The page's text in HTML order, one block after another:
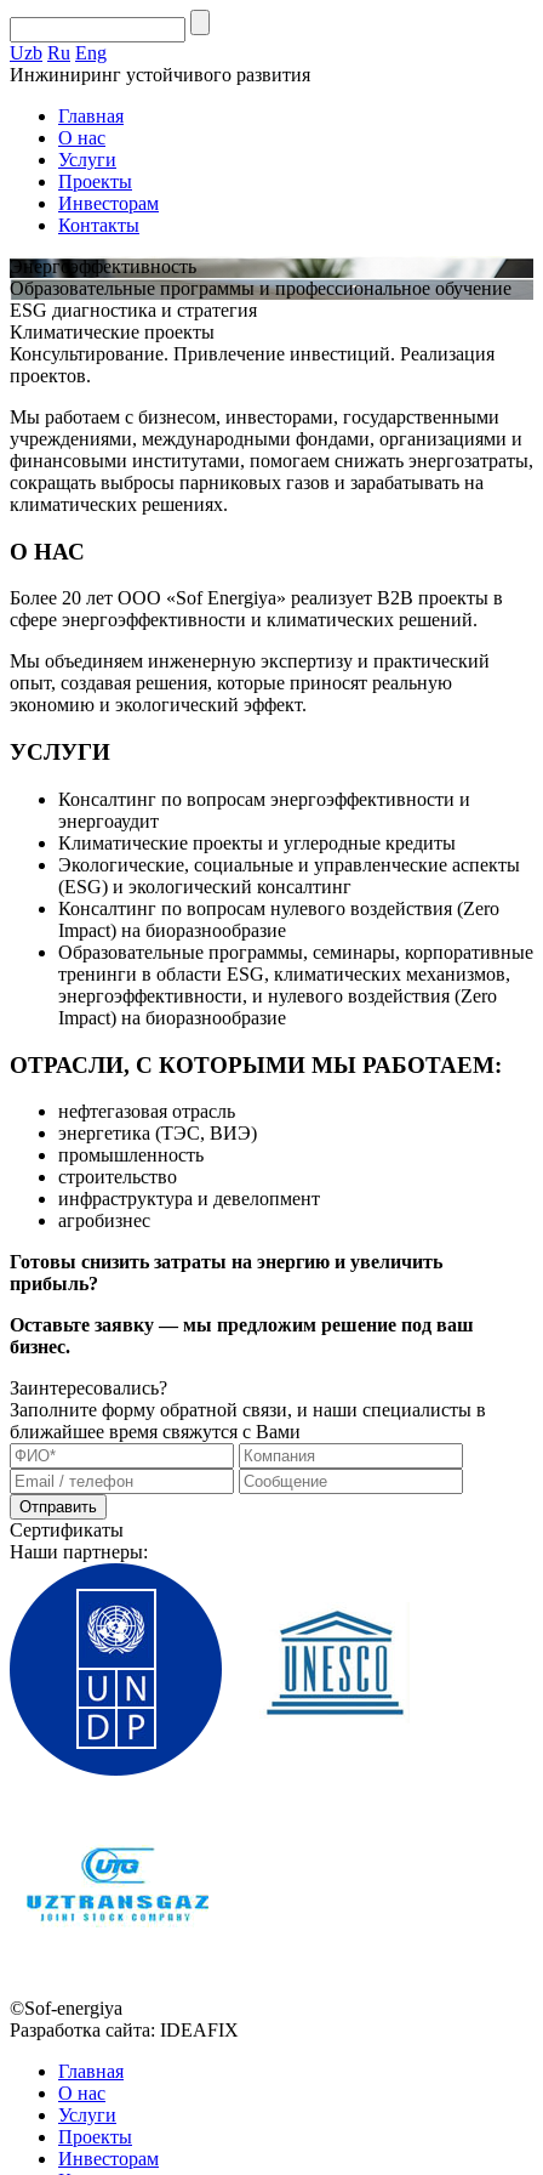
Uzb Ru Eng
Инжиниринг устойчивого развития
Главная
О нас
Услуги
Проекты
Инвесторам
Контакты
Энергоэффективность
Образовательные программы и профессиональное обучение
ESG диагностика и стратегия
Климатические проекты
Консультирование. Привлечение инвестиций. Реализация
проектов.
Мы работаем с бизнесом, инвесторами, государственными
учреждениями, международными фондами, организациями и
финансовыми институтами, помогаем снижать энергозатраты,
сокращать выбросы парниковых газов и зарабатывать на
климатических решениях.
О НАС
Более 20 лет ООО «Sof Energiya» реализует B2B проекты в
сфере энергоэффективности и климатических решений.
Мы объединяем инженерную экспертизу и практический
опыт, создавая решения, которые приносят реальную
экономию и экологический эффект.
УСЛУГИ
Консалтинг по вопросам энергоэффективности и
энергоаудит
Климатические проекты и углеродные кредиты
Экологические, социальные и управленческие аспекты
(ESG) и экологический консалтинг
Консалтинг по вопросам нулевого воздействия (Zero
Impact) на биоразнообразие
Образовательные программы, семинары, корпоративные
тренинги в области ESG, климатических механизмов,
энергоэффективности, и нулевого воздействия (Zero
Impact) на биоразнообразие
ОТРАСЛИ, С КОТОРЫМИ МЫ РАБОТАЕМ:
нефтегазовая отрасль
энергетика (ТЭС, ВИЭ)
промышленность
строительство
инфраструктура и девелопмент
агробизнес
Готовы снизить затраты на энергию и увеличить
прибыль?
Оставьте заявку — мы предложим решение под ваш
бизнес.
Заинтересовались?
Заполните форму обратной связи, и наши специалисты в
ближайшее время свяжутся с Вами
Сертификаты
Наши партнеры:
©Sof-energiya
Разработка сайта: IDEAFIX
Главная
О нас
Услуги
Проекты
Инвесторам